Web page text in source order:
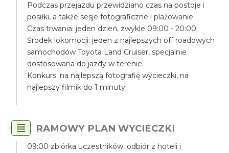
Podczas przejazdu przewidziano czas na postoje i
posiłki, a także sesje fotograficzne i plażowanie
Czas trwania: jeden dzień, zwykle 09:00 - 20:00
Środek lokomocji: jeden z najlepszych off roadowych
samochodów Toyota Land Cruiser, specjalnie
dostosowana do jazdy w terenie.
Konkurs: na najlepszą fotografię wycieczki, na
najlepszy filmik do 1 minuty
RAMOWY PLAN WYCIECZKI
09:00 zbiórka uczestników, odbiór z hoteli i